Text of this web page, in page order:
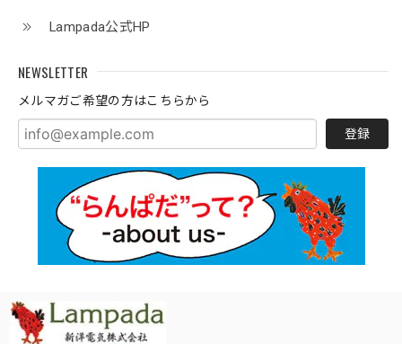
Lampada公式HP
NEWSLETTER
メルマガご希望の方はこちらから
登録